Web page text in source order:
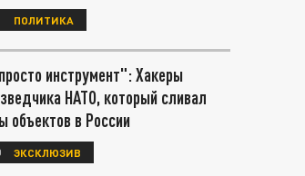
ПОЛИТИКА
инструмент": Хакеры
НАТО, который сливал
объектов в России
ЭКСКЛЮЗИВ